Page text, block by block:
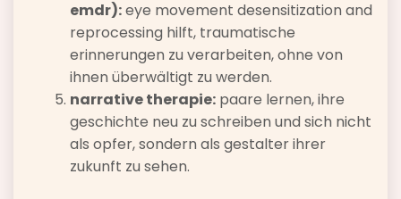
emdr):eye movement desensitization and
reprocessing hilft, traumatische
erinnerungen zu verarbeiten, ohne von
ihnen überwältigt zu werden.
narrative therapie: paare lernen, ihre
geschichte neu zu schreiben und sich nicht
als opfer, sondern als gestalter ihrer
zukunft zu sehen.